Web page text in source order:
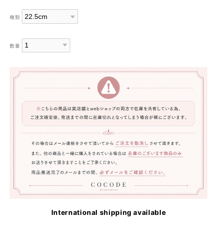
種類
数量
International shipping available